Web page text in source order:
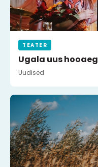
TEATER
Ugala uus hooaeg
Uudised